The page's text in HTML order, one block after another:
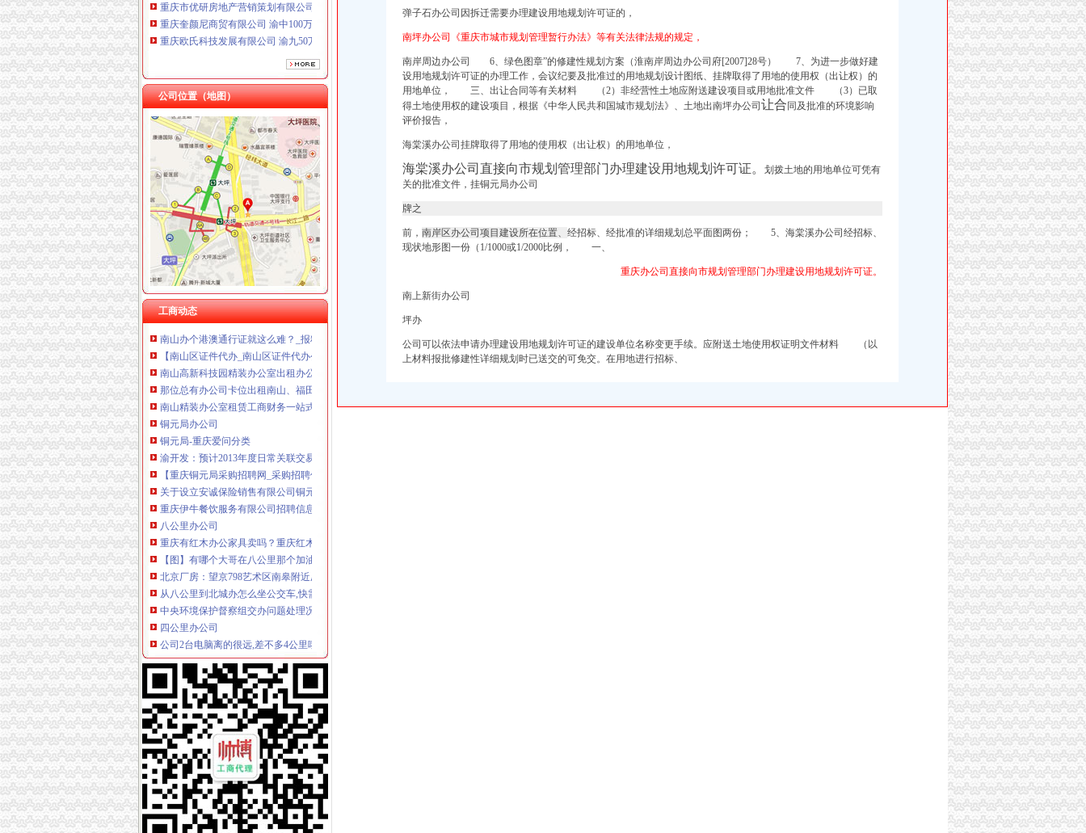
重庆奎颜尼商贸有限公司 渝中100万 （工商注册）
重庆欧氏科技发展有限公司 渝九50万 （进出口权）
重庆金品科技有限公司 渝南100万 （进出口权）
重庆斯苔登托生物科技有限公司 渝南10万 （工商注册）
重庆安赐商贸有限公司 渝江10万 （工商注册）
重庆市冰岛科技发展有限公司 渝沙50万 （进出口权）
公司位置（地图）
工商动态
海棠溪
海棠晓月周边驾校推荐,海棠溪学车多少钱南坪驾校
海棠溪立交公交查询_海棠溪立交公交线路_海棠溪立交地图
海棠溪附近酒店_海棠溪附近宾馆_海棠溪附近住宿_艺龙
风万种海棠溪-过眼云烟---搜狐博客
重庆南岸区南坪四公司海棠溪便民寄存分部-韵达快递网点
南山办公司
南山办个港澳通行证就这么难？_报料_民声汇_奥一报料_南都报系综合
【南山区证件代办_南山区证件代办公司_南山区代办企业证件】-58到
南山高新科技园精装办公室出租办公配套齐全拎包办公非中介
那位总有办公司卡位出租南山、福田_深圳_天涯论坛_天涯社区
南山精装办公室租赁工商财务一站式服务_智富港商务股份有限公司
铜元局办公司
铜元局-重庆爱问分类
渝开发：预计2013年度日常关联交易_股票频道_同花顺财经
【重庆铜元局采购招聘网_采购招聘信息】-重庆智联招聘
关于设立安诚保险销售有限公司铜元局营业部等2家分支机构的批复-
重庆伊牛餐饮服务有限公司招聘信息_电话_地址-智联招聘
八公里办公司
重庆有红木办公家具卖吗？重庆红木办公家具直销！去八公里广东办公
【图】有哪个大哥在八公里那个加油站办卡没得_重庆论坛_汽车之家论
北京厂房：望京798艺术区南皋附近厂房办公层高8米院-北京爱问
从八公里到北城办怎么坐公交车,快需要多久？-合肥公交查询
中央环境保护督察组交办问题处理况（截止2017年1月4日）
四公里办公司
公司2台电脑离的很远,差不多4公里哦,怎么办才能形成资源共享？_
王叔叔要去12千米以外的公司办事,去时乘出租车4公里以内收费10元
区许可办采取多种变通方式四项审批一日办结
【重庆四公里石材变处理公司_石材变处理价格】-重庆赶集网
第12金！男子20公里竞走王镇夺金蔡泽林摘银--体育--人民网
上新街办公司
【上新街单位宿舍小区|上新街单位宿舍二手房/租房】-上海赶集网
重庆办理各国签证,办理各国签证资料_景点图片_重庆渝之旅国际旅行
王占勇：以科学发展观统领新街项目的开发和建设_华集团有限责任
民生街访住新房增菜市开门就能办齐七件事-社会新闻-东方网
6号线大剧院至上新街延时至6:30~22:30--时政--人民网
南岸周边办公司
弹子石办公司因拆迁需要办理建设用地规划许可证的，
南坪办公司《重庆市城市规划管理暂行办法》等有关法律法规的规定，
南岸周边办公司 6、 绿色图章”的修建性规划方案（淮南岸周边办公司 府[2007]28号） 7、为进一步做好建
设用地规划许可证的办理工作，会议纪要及批准过的用地规划设计图纸、挂牌取得了用地的使用权（出让权）的
用地单位， 三、出让合同等有关材料 （2）非经营性土地应附送建设项目或用地批准文件 （3）已取
得土地使用权的建设项目，根据《中华人民共和国城市规划法》、土地出南坪办公司 让合 同及批准的环境影响
评价报告，
海棠溪办公司挂牌取得了用地的使用权（出让权）的用地单位，
海棠溪办公司直接向市规划管理部门办理建设用地规划许可证。
划拨土地的用地单位可凭有
关的批准文件，挂铜元局办公司
牌之
前， 南岸区办公司项目建设所在位置、 经招标、经批准的详细规划总平面图两份； 5、 海棠溪办公司经招标、
现状地形图一份（1/1000或1/2000比例， 一、
重庆办公司直接向市规划管理部门办理建设用地规划许可证。
南上新街办公司
坪办
公司可以依法申请办理建设用地规划许可证的建设单位名称变更手续。应附送土地使用权证明文件材料 （以
上材料报批修建性详细规划时已送交的可免交。在用地进行招标、